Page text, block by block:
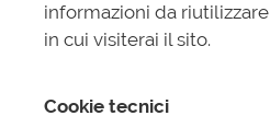
informazioni da
in cui visiterai il sito.
Cookie tecnici